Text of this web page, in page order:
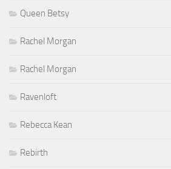
Queen Betsy
Rachel Morgan
Rachel Morgan
Ravenloft
Rebecca Kean
Rebirth